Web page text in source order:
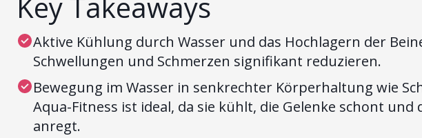
Aktive Kühlung durch Wasser und das Hochlagern der
Schwellungen und Schmerzen signifikant reduzieren.
Bewegung im Wasser in senkrechter Körperhaltung wie
Aqua-Fitness ist ideal, da sie kühlt, die Gelenke schont und
anregt.